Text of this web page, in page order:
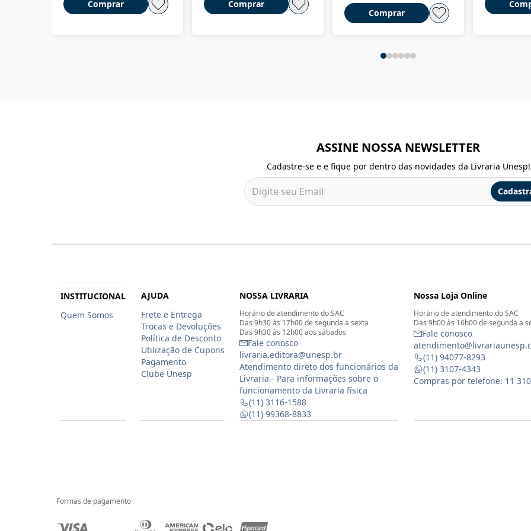
Comprar Comprar
Comprar
ASSINE NOSSA NEWSLETTER
Cadastre-se e e fique por dentro das novidades da Livraria Unesp!
INSTITUCIONAL
Quem Somos
AJUDA
Frete e Entrega
Trocas e Devoluções
Política de Desconto
Utilização de Cupons
Pagamento
Clube Unesp
NOSSA LIVRARIA
Horário de atendimento do SAC
Das 9h30 às 17h00 de segunda a sexta
Das 9h30 às 12h00 aos sábados
Fale conosco
livraria.editora@unesp.br
Atendimento direto dos funcionários da
Livraria - Para informações sobre o
funcionamento da Livraria física
(11) 3116-1588
(11) 99368-8833
Nossa Loja Online
Horário de atendimento do SAC
Das 9h00 às 16h00 de segunda a
Fale conosco
(11) 94077-8293
(11) 3107-4343
Compras por telefone: 11
Formas de pagamento